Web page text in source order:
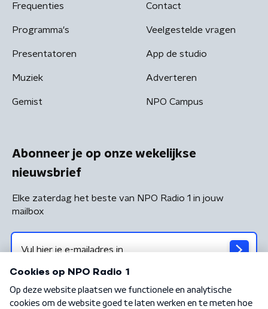
Frequenties
Programma's
Presentatoren
Muziek
Gemist
Contact
Veelgestelde vragen
App de studio
Adverteren
NPO Campus
Abonneer je op onze wekelijkse
nieuwsbrief
Elke zaterdag het beste van NPO Radio 1 in jouw
mailbox